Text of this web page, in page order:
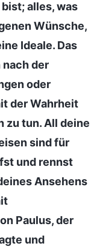
alles, was
Wünsche,
Ideale. Das
der
oder
der Wahrheit
zu tun. All deine
sind für
und rennst
Ansehens
Paulus, der
und